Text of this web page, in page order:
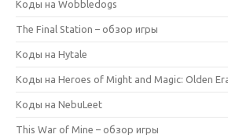
Коды на Wobbledogs
The Final Station – обзор игры
Коды на Hytale
Коды на Heroes of Might and Magic: Olden
Коды на NebuLeet
This War of Mine – обзор игры